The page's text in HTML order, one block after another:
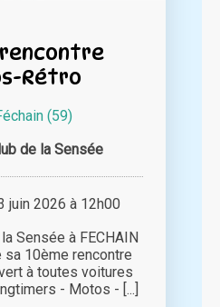
rencontre
Rétro
(59)
de la Sensée
2026 à 12h00
Sensée à FECHAIN
sa 10ème rencontre
à toutes voitures
- Motos - [...]